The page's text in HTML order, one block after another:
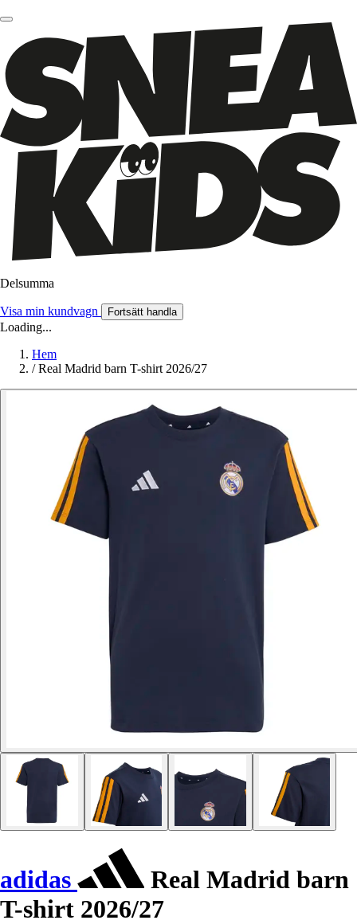
Delsumma
Visa min kundvagn Fortsätt handla
Loading...
Hem
/ Real Madrid barn T-shirt 2026/27
adidas
Real Madrid barn
T-shirt 2026/27